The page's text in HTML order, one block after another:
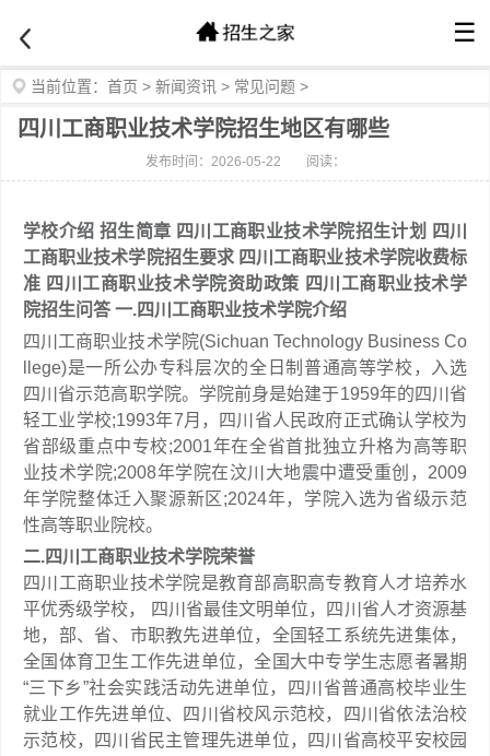
☰
当前位置： 首页 > 新闻资讯 > 常见问题 >
四川工商职业技术学院招生地区有哪些
发布时间：2026-05-22 阅读：
学校介绍 招生简章 四川工商职业技术学院招生计划
四川
工商职业技术学院招生要求 四川工商职业技术学院收费标
准 四川工商职业技术学院资助政策 四川工商职业技术学
院招生问答 一.四川工商职业技术学院介绍
四川工商职业技术学院(Sichuan Technology Business Co
llege)是一所公办专科层次的全日制普通高等学校，入选
四川省示范高职学院。学院前身是始建于1959年的四川省
轻工业学校;1993年7月，四川省人民政府正式确认学校为
省部级重点中专校;2001年在全省首批独立升格为高等职
业技术学院;2008年学院在汶川大地震中遭受重创，2009
年学院整体迁入聚源新区;2024年，学院入选为省级示范
性高等职业院校。
二.四川工商职业技术学院荣誉
四川工商职业技术学院是教育部高职高专教育人才培养水
平优秀级学校， 四川省最佳文明单位，四川省人才资源基
地，部、省、市职教先进单位，全国轻工系统先进集体，
全国体育卫生工作先进单位，全国大中专学生志愿者暑期
“三下乡”社会实践活动先进单位，四川省普通高校毕业生
就业工作先进单位、四川省校风示范校，四川省依法治校
示范校，四川省民主管理先进单位，四川省高校平安校园